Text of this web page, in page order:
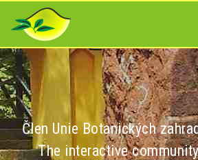
Člen Unie Botanických
The interactive